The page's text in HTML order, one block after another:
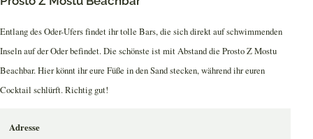
Entlang des Oder-Ufers findet ihr tolle Bars, die sich direkt auf schwimmenden
Inseln auf der Oder befindet. Die schönste ist mit Abstand die Prosto Z Mostu
Beachbar. Hier könnt ihr eure Füße in den Sand stecken, während ihr euren
Cocktail schlürft. Richtig gut!
Adresse